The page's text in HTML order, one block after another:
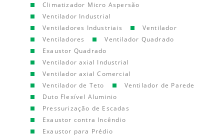
Climatizador Micro Aspersão
Ventilador Industrial
Ventiladores Industriais
Ventilador
Ventiladores
Ventilador Quadrado
Exaustor Quadrado
Ventilador axial Industrial
Ventilador axial Comercial
Ventilador de Teto
Ventilador de Parede
Duto Flexível Aluminio
Pressurização de Escadas
Exaustor contra Incêndio
Exaustor para Prédio